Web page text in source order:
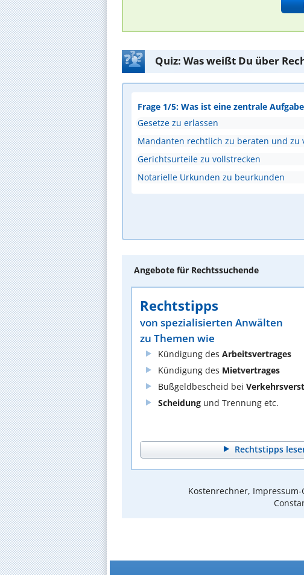
Quiz: Was weißt Du über
Frage 1/5: Was ist eine zentrale
Gesetze zu erlassen
Mandanten rechtlich zu beraten und zu
Gerichtsurteile zu vollstrecken
Notarielle Urkunden zu beurkunden
Angebote für Rechtssuchende
Rechtstipps
von spezialisierten Anwälten
zu Themen wie
Kündigung des Arbeitsvertrages
Kündigung des Mietvertrages
Bußgeldbescheid bei
Scheidung und Trennung etc.
Rechtstipps
Kostenrechner,